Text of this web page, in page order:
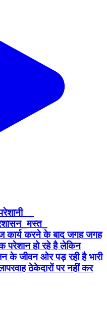
कार्य करने के बाद जगह जगह
हो रहे है लेकिन
के जीवन ओर पड़ रही है भारी
ठेकेदारों पर नहीं कर